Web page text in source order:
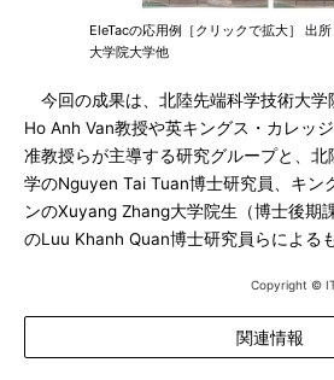
EleTacの応用例［クリックで拡大］ 出
大学院大学他
今回の成果は、北陸先端科学技術大学
Ho Anh Van教授や英キングス・カレッ
准教授らが主導する研究グループと、
学のNguyen Tai Tuan博士研究員、キン
ンのXuyang Zhang大学院生（博士後期
のLuu Khanh Quan博士研究員らによる
Copyright ©
関連情報